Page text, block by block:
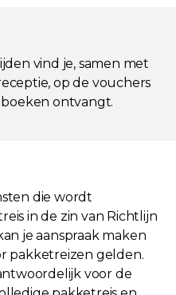
vind je, samen met
op de vouchers
ontvangt.
die wordt
in de zin van Richtlijn
je aanspraak maken
pakketreizen gelden.
voor de